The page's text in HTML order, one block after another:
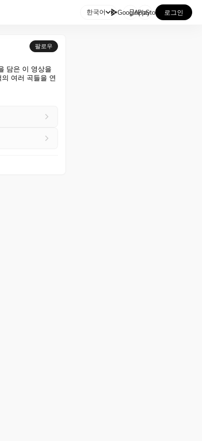
한국어 GooglePlay
AppStore 로그인
팔로우
담은 이 영상을
여러 곡들을 연